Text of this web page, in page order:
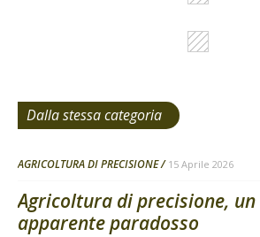
Dalla stessa categoria
AGRICOLTURA DI PRECISIONE 15 Aprile 2026
Agricoltura di precisione, un
apparente paradosso